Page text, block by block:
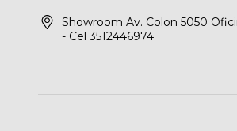
Showroom Av. Colon 5050
- Cel 3512446974